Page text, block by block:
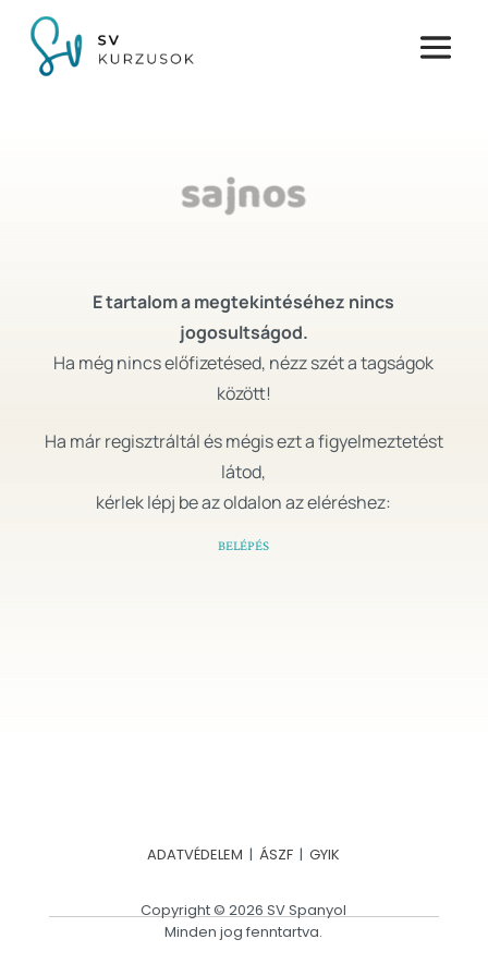
sajnos
E tartalom a megtekintéséhez nincs
jogosultságod.
Ha még nincs előfizetésed, nézz szét a tagságok
között!
Ha már regisztráltál és mégis ezt a figyelmeztetést
látod,
kérlek lépj be az oldalon az eléréshez:
BELÉPÉS
ADATVÉDELEM | ÁSZF |GYIK
Copyright © 2026 SV Spanyol
Minden jog fenntartva.